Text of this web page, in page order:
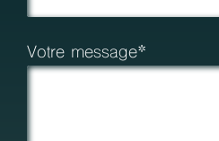
Votre message*